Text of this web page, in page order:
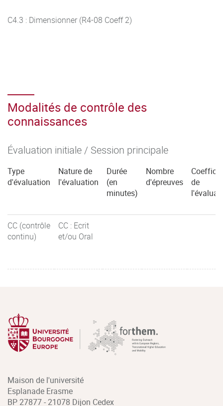
C4.3 : Dimensionner (R4-08 Coeff 2)
Modalités de contrôle des
connaissances
Évaluation initiale / Session principale
Type
d'évaluation
Nature de
l'évaluation
Durée
(en
minutes)
Nombre
d'épreuves
de
CC (contrôle
continu)
CC : Ecrit
et/ou Oral
Maison de l'université
Esplanade Erasme
BP 27877 - 21078 Dijon Cedex